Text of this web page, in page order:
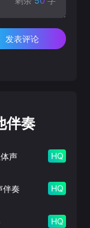
发表评论
伴奏
声 HQ
伴奏 HQ
HQ